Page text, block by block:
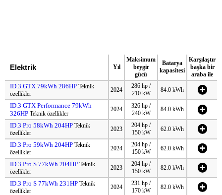
Elektrik Yıl
Maksimum
beygir
gücü
Batarya
kapasitesi
Karşılaştır
başka bir
araba ile
ID.3 GTX 79kWh 286HP Teknik
özellikler
2024
286 hp /
210 kW
84.0 kWh
ID.3 GTX Performance 79kWh
326HP Teknik özellikler
2024
326 hp /
240 kW
84.0 kWh
ID.3 Pro 58kWh 204HP Teknik
özellikler
2023
204 hp /
150 kW
62.0 kWh
ID.3 Pro 59kWh 204HP Teknik
özellikler
2024
204 hp /
150 kW
62.0 kWh
ID.3 Pro S 77kWh 204HP Teknik
özellikler
2023
204 hp /
150 kW
82.0 kWh
ID.3 Pro S 77kWh 231HP Teknik
özellikler
2024
231 hp /
170 kW
82.0 kWh